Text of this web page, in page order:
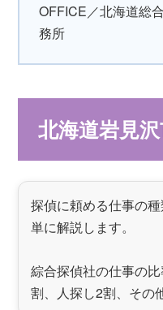
OFFICE／北海道総
務所
北海道岩見
探偵に頼める仕事の
単に解説します。
綜合探偵社の仕事の
割、人探し2割、その